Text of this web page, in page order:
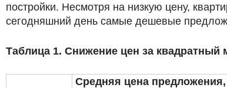
постройки. Несмотря на низкую цену,
сегодняшний день самые дешевые
Таблица 1. Снижение цен за квадратный
Средняя цена